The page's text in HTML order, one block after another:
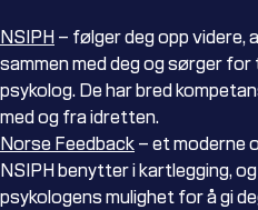
NSIPH– følger deg opp videre,
sammen med deg og sørger
psykolog. De har bred
med og fra idretten.​
Norse Feedback– et moderne
NSIPH benytter i kartlegging,
psykologens mulighet for å gi